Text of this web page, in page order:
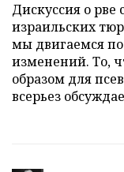
Дискуссия о
израильских
мы двигаемся
изменений. То,
образом для
всерьез